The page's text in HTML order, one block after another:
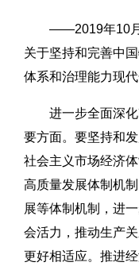
——2019年10月
关于坚持和完善中
体系和治理能力现
进一步全面深
要方面。要坚持和
社会主义市场经济
高质量发展体制机
展等体制机制，进
会活力，推动生产
更好相适应。推进